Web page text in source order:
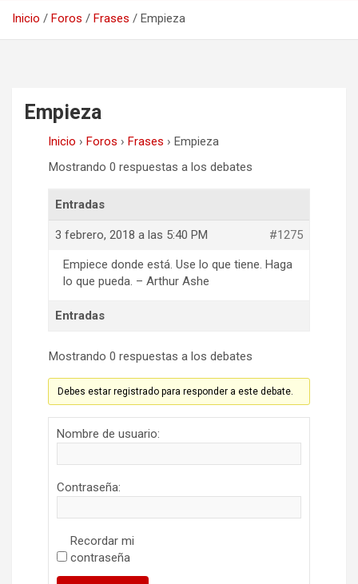
Inicio Foros Frases Empieza
Empieza
Inicio › Foros › Frases › Empieza
Mostrando 0 respuestas a los debates
Entradas
3 febrero, 2018 a las 5:40 PM #1275
Empiece donde está. Use lo que tiene. Haga
lo que pueda. – Arthur Ashe
Entradas
Mostrando 0 respuestas a los debates
Debes estar registrado para responder a este debate.
Nombre de usuario:
Contraseña:
Recordar mi
contraseña